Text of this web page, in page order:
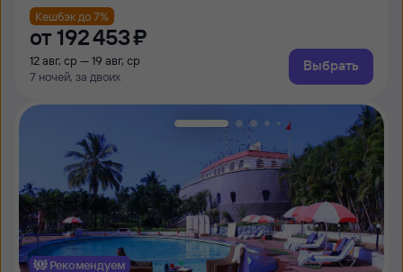
Кешбэк до 7%
от 192 ⁠453 ⁠₽
12 авг, ср — 19 авг, ср
7 ночей, за двоих
Выбрать
Рекомендуем